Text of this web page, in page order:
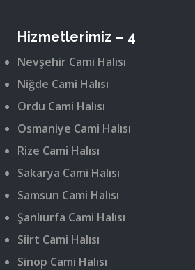
Hizmetlerimiz – 4
Nevşehir Cami Halısı
Niğde Cami Halısı
Ordu Cami Halısı
Osmaniye Cami Halısı
Rize Cami Halısı
Sakarya Cami Halısı
Samsun Cami Halısı
Şanlıurfa Cami Halısı
Siirt Cami Halısı
Sinop Cami Halısı